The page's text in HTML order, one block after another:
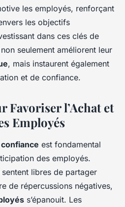
les employés, renforçant
les objectifs
dans ces clés de
seulement améliorent leur
, mais instaurent également
et de confiance.
Favoriser l’Achat et
Employés
est fondamental
des employés.
libres de partager
de répercussions négatives,
s’épanouit. Les